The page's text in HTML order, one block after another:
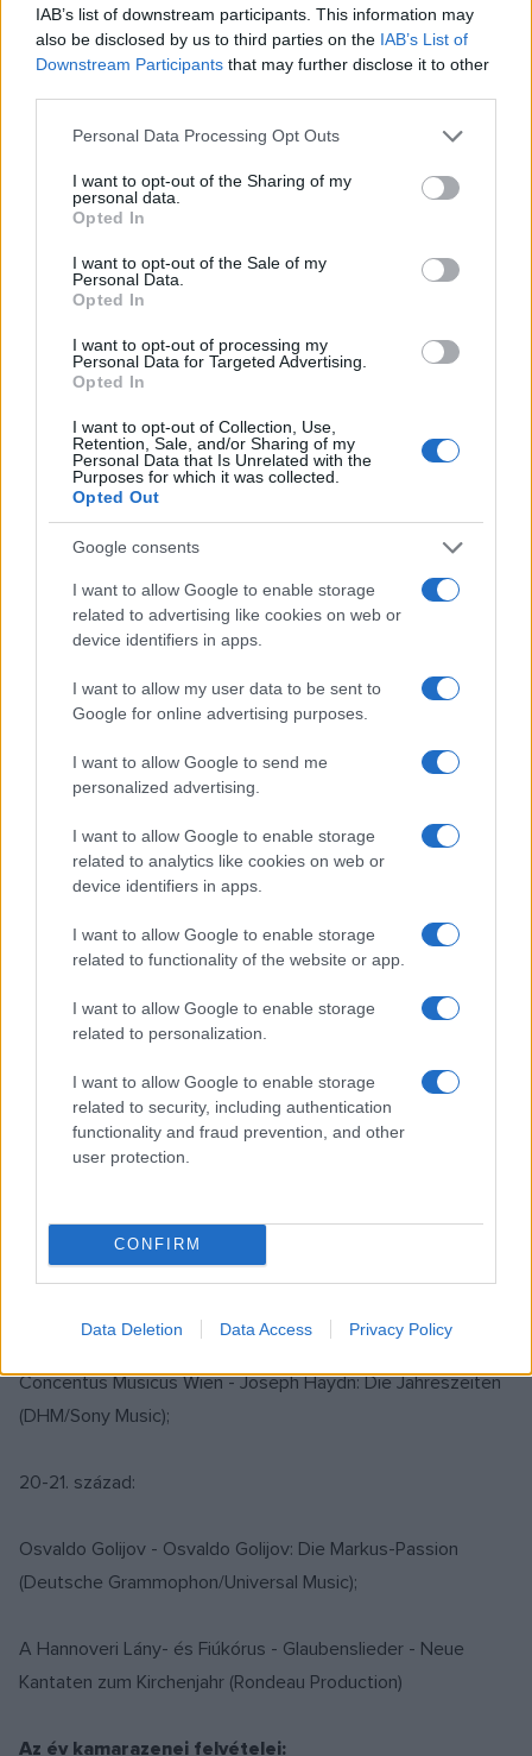
IAB’s list of downstream participants. This information may
also be disclosed by us to third parties on the IAB’s List of
Downstream Participants that may further disclose it to other
Please note that this website/app uses one or more Google
not limited to your visit or usage behaviour. You may click to
grant or deny consent to Google and its third-party tags to
use your data for below specified purposes in below Google
consent section.
Personal Data Processing Opt Outs
I want to opt-out of the Sharing of my
personal data.
Opted In
I want to opt-out of the Sale of my
Personal Data.
Opted In
I want to opt-out of processing my
Personal Data for Targeted Advertising.
Opted In
I want to opt-out of Collection, Use,
Retention, Sale, and/or Sharing of my
Personal Data that Is Unrelated with the
Purposes for which it was collected.
Opted Out
Google consents
I want to allow Google to enable storage
related to advertising like cookies on web or
device identifiers in apps.
I want to allow my user data to be sent to
Google for online advertising purposes.
I want to allow Google to send me
personalized advertising.
I want to allow Google to enable storage
related to analytics like cookies on web or
device identifiers in apps.
I want to allow Google to enable storage
related to functionality of the website or app.
I want to allow Google to enable storage
related to personalization.
I want to allow Google to enable storage
related to security, including authentication
functionality and fraud prevention, and other
user protection.
CONFIRM
Data Deletion Data Access Privacy Policy
Juan-Diego Flórez -Christoph Willibald Gluck: Orphée et
Philharmonie Festiva (vez. Gerd Schaller) -
Merlin (Profil Edition Günter Hänssler);
20-21. század:
A Müncheni Rádió Zenekara (vez. Ulf Schirmer) - Karl
Amadeus Hartmann: Des Simplicius Simplicissimus Jugend
(BR-Klassik)
Áriák és duettek:
Cecilia Bartoli - Sacrificium (Decca/Universal Music);
Vivica Genaux-Antonio Vivaldi
Bryn Terfel - Bad Boys (Deutsche Grammophon/Universal
Huelgas Ensemble (vez. Paul van Nevel) - Michelangelo
Rossi: La Poesia Cromatica (DHM/Sony Music);
Amarcord - Rastlose Liebe (Raumklang);
Concentus Musicus Wien - Joseph Haydn: Die Jahreszeiten
(DHM/Sony Music);
20-21. század:
Osvaldo Golijov - Osvaldo Golijov: Die Markus-Passion
(Deutsche Grammophon/Universal Music);
A Hannoveri Lány- és Fiúkórus - Glaubenslieder - Neue
Kantaten zum Kirchenjahr (Rondeau Production)
Az év kamarazenei felvételei: